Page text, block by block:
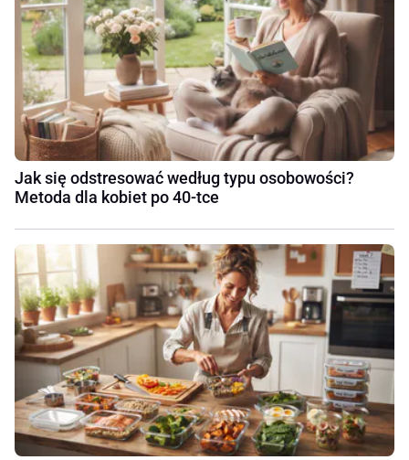
Jak się odstresować według typu osobowości?
Metoda dla kobiet po 40-tce